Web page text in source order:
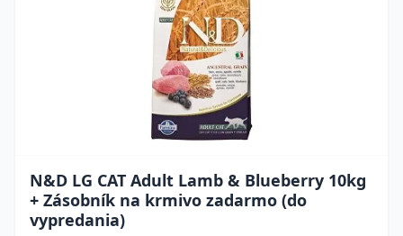
N&D LG CAT Adult Lamb & Blueberry 10kg
+ Zásobník na krmivo zadarmo (do
vypredania)